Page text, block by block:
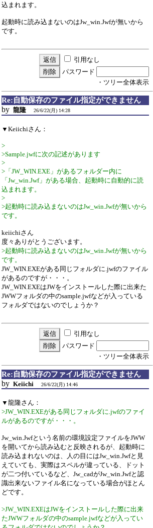
込まれます。
起動時に読み込まないのはJw_win.Jwfが無いから
です。
引用なし
パスワード
・ツリー全体表示
Re:自動保存のファイル指定ができません
by 龍隆 26/6/22(月) 14:28
▼Keiichiさん：
>
>Sample.jwfに次の記述があります
>
>「JW_WIN.EXE」があるフォルダー内に
「Jw_win.Jwf」がある場合、起動時に自動的に読
込まれます。
>
>起動時に読み込まないのはJw_win.Jwfが無いから
です。
keiichiさん
度々ありがとうございます。
>起動時に読み込まないのはJw_win.Jwfが無いから
です。
JW_WIN.EXEがある同じフォルダに.jwfのファイル
があるのですが・・・。
JW_WIN.EXEはJWをインストールした際に出来た
JWWフォルダの中のsample.jwfなどが入っている
フォルダではないのでしょうか？
引用なし
パスワード
・ツリー全体表示
Re:自動保存のファイル指定ができません
by Keiichi 26/6/22(月) 14:46
▼龍隆さん：
>JW_WIN.EXEがある同じフォルダに.jwfのファイ
ルがあるのですが・・・。
Jw_win.Jwfという名前の環境設定ファイルをJWW
を開いてから読み込むと反映されるが、起動時に
読み込まれないのは、人の目にはJw_win.Jwfと見
えていても、実際はスペルが違っている、ドット
が二つ付いているなど、Jw_cadがJw_win.Jwfと認
識出来ないファイル名になっている場合がほとん
どです。
>JW_WIN.EXEはJWをインストールした際に出来
たJWWフォルダの中のsample.jwfなどが入ってい